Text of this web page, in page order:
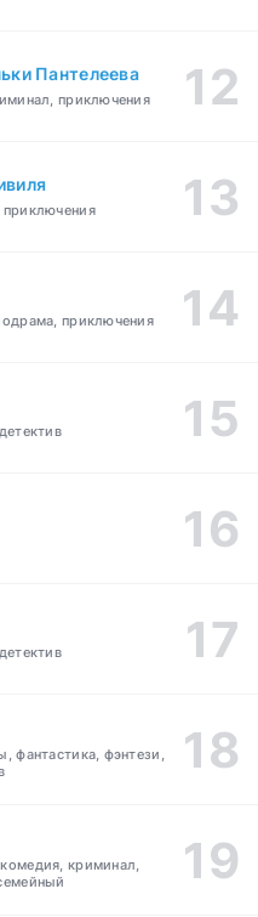
Пантелеева
приключения
приключения
фантастика, фэнтези,
криминал,